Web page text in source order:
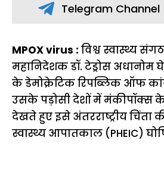
Telegram Channel
MPOX virus : विश्व स्वास्थ्य
महानिदेशक डॉ. टेड्रोस अधानोम
के डेमोक्रेटिक रिपब्लिक ऑफ
उसके पड़ोसी देशों में मंकीपॉक्स
देखते हुए इसे अंतरराष्ट्रीय चिंता
स्वास्थ्य आपातकाल (PHEIC)